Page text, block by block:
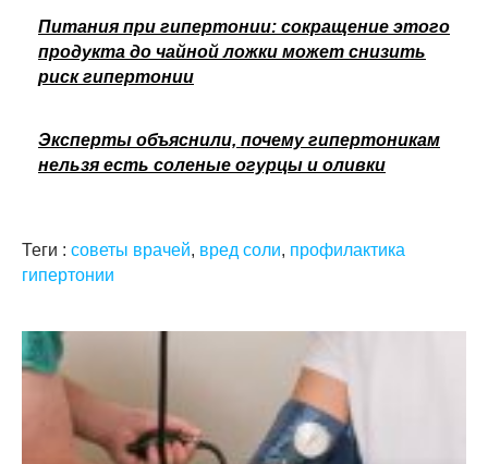
Питания при гипертонии: сокращение этого
продукта до чайной ложки может снизить
риск гипертонии
Эксперты объяснили, почему гипертоникам
нельзя есть соленые огурцы и оливки
Теги : советы врачей, вред соли, профилактика
гипертонии